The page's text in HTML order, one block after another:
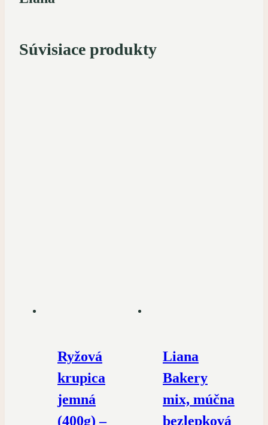
Súvisiace produkty
Ryžová
krupica
jemná
(400g) –
Liana
Bakery
mix, múčna
bezlepková